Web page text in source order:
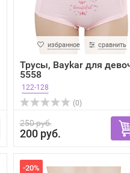
избранное сравнить
Трусы, Baykar для
5558
122-128
(0)
250 руб.
200 руб.
-20%